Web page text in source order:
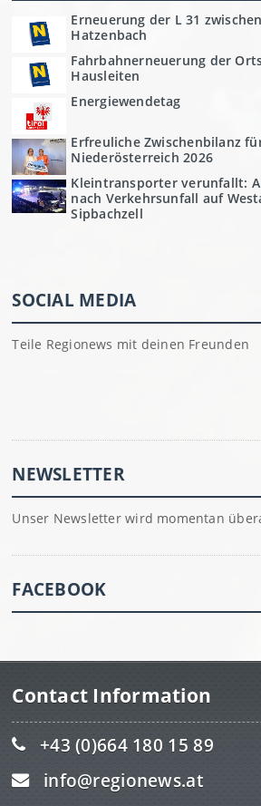
Erneuerung der L 31
Hatzenbach
Fahrbahnerneuerung der
Hausleiten
Energiewendetag
Erfreuliche Zwischenbilanz
Niederösterreich 2026
Kleintransporter verunfallt:
nach Verkehrsunfall auf
Sipbachzell
SOCIAL MEDIA
Teile Regionews mit deinen Freunden
NEWSLETTER
Unser Newsletter wird momentan
FACEBOOK
Contact Information
+43 (0)664 180 15 89
info@regionews.at